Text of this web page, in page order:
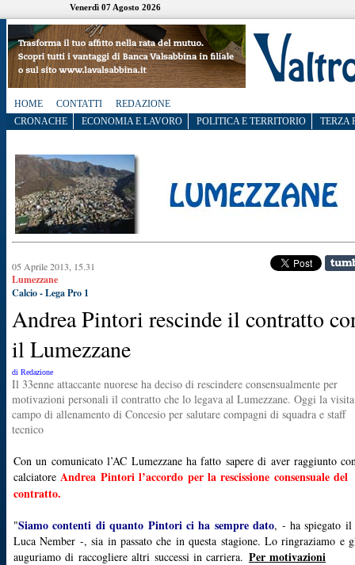
Venerdì 07 Agosto 2026
HOME CONTATTI
REDAZIONE
CRONACHE
ECONOMIA E LAVORO POLITICA E TERRITORIO TERZA
05 Aprile 2013, 15.31
Lumezzane
Calcio - Lega Pro 1
Andrea Pintori rescinde il contratto
il Lumezzane
di Redazione
Il 33enne attaccante nuorese ha deciso di rescindere consensualmente per
motivazioni personali il contratto che lo legava al Lumezzane. Oggi la
campo di allenamento di Concesio per salutare compagni di squadra e staff
tecnico
Con un comunicato l’AC Lumezzane ha fatto sapere di aver raggiunto
calciatoreAndrea Pintori l’accordo per la rescissione consensuale del
contratto.
"Siamo contenti di quanto Pintori ci ha sempre dato, - ha spiegato il
Luca Nember -, sia in passato che in questa stagione. Lo ringraziamo e
auguriamo di raccogliere altri successi in carriera. Per motivazioni